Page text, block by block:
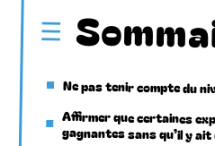
Ne pas tenir compte du
Affirmer que certaines
gagnantes sans qu’il y